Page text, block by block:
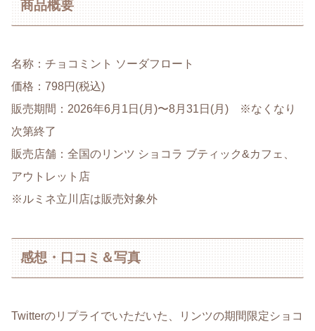
商品概要
名称：チョコミント ソーダフロート
価格：798円(税込)
販売期間：2026年6月1日(月)〜8月31日(月) ※なくなり
次第終了
販売店舗：全国のリンツ ショコラ ブティック&カフェ、
アウトレット店
※ルミネ立川店は販売対象外
感想・口コミ＆写真
Twitterのリプライでいただいた、リンツの期間限定ショコ